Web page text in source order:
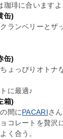
珈琲に合いますよ
缶)
ランベリーとザ
缶)
ょっぴりオトナ
に最適♪
箱)
間にPACARIさ
コレートを贅沢
く合う。